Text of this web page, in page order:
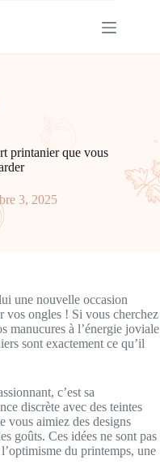
printanier que vous
3, 2025
une nouvelle occasion
vos ongles ! Si vous cherchez
manucures à l’énergie joviale
sont exactement ce qu’il
c’est sa
discrète avec des teintes
vous aimiez des designs
goûts. Ces idées ne sont pas
du printemps, une